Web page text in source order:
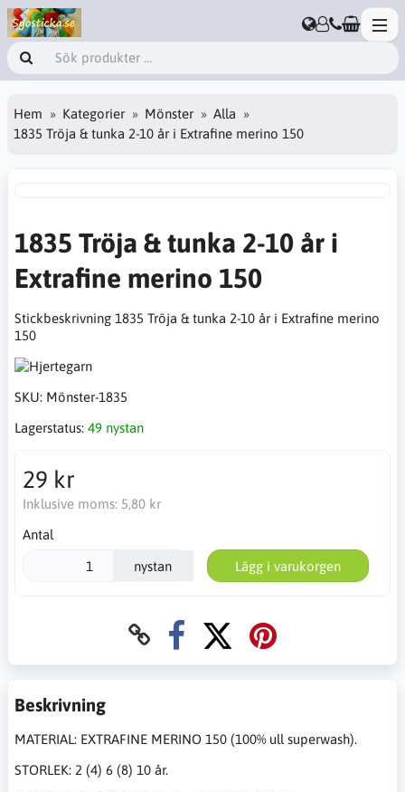
Hem Kategorier Mönster
Alla
1835 Tröja & tunka 2-10 år i Extrafine merino 150
1835 Tröja & tunka 2-10 år i
Extrafine merino 150
Stickbeskrivning 1835 Tröja & tunka 2-10 år i Extrafine merino
150
SKU: Mönster-1835
Lagerstatus: 49 nystan
29 kr
Inklusive moms: 5,80 kr
Antal
nystan Lägg i varukorgen
Beskrivning
MATERIAL: EXTRAFINE MERINO 150 (100% ull superwash).
STORLEK: 2 (4) 6 (8) 10 år.